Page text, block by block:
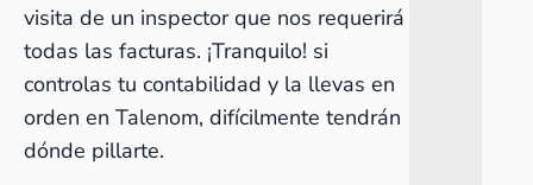
visita de un inspector que nos requerirá
todas las facturas. ¡Tranquilo! si
controlas tu contabilidad y la llevas en
orden en Talenom, difícilmente tendrán
dónde pillarte.